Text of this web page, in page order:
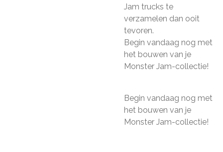
Jam trucks te
verzamelen dan ooit
tevoren.
Begin vandaag nog met
het bouwen van je
Monster Jam-collectie!
Begin vandaag nog met
het bouwen van je
Monster Jam-collectie!